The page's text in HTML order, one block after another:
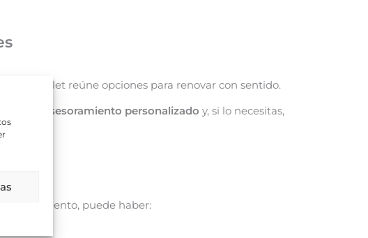
, este outlet reúne opciones para renovar con sentido.
con
asesoramiento personalizado y, si lo necesitas,
del momento, puede haber: